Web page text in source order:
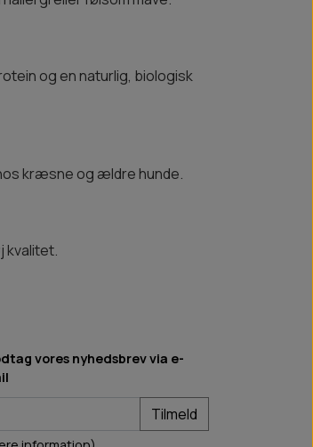
og en naturlig, biologisk
kræsne og ældre hunde.
kvalitet.
vores nyhedsbrev via e-
Tilmeld